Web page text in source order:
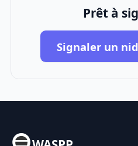
Prêt à
Signaler un